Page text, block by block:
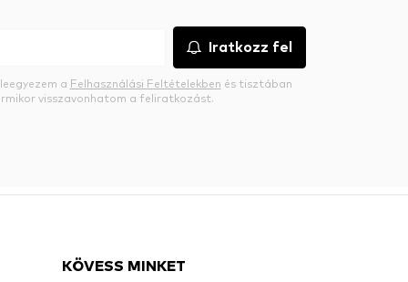
Iratkozz fel
a Felhasználási Feltételekben és tisztában
visszavonhatom a feliratkozást.
KÖVESS MINKET